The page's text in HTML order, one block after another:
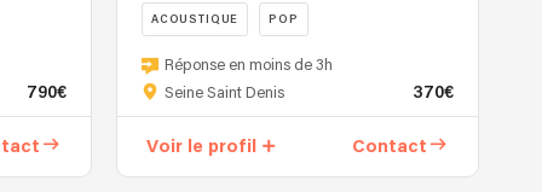
et
ses
propres
MV
790€
ACOUSTIQUE POP
Dans
l'intimité
guitare
Réponse en moins de 3h
Seine Saint Denis
370€
Voir le profil Contact